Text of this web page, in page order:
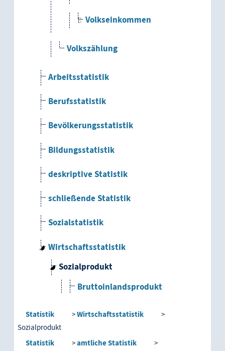
Volkseinkommen
Volkszählung
Arbeitsstatistik
Berufsstatistik
Bevölkerungsstatistik
Bildungsstatistik
deskriptive Statistik
schließende Statistik
Sozialstatistik
Wirtschaftsstatistik
Sozialprodukt
Bruttoinlandsprodukt
Bruttosozialprodukt
volkswirtschaftliche Gesamtrechnung
Statistik Wirtschaftsstatistik
Sozialprodukt
Statistik
amtliche Statistik